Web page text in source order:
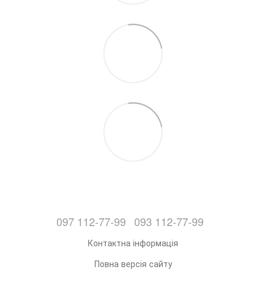
097 112-77-99 093 112-77-99
Контактна інформація
Повна версія сайту